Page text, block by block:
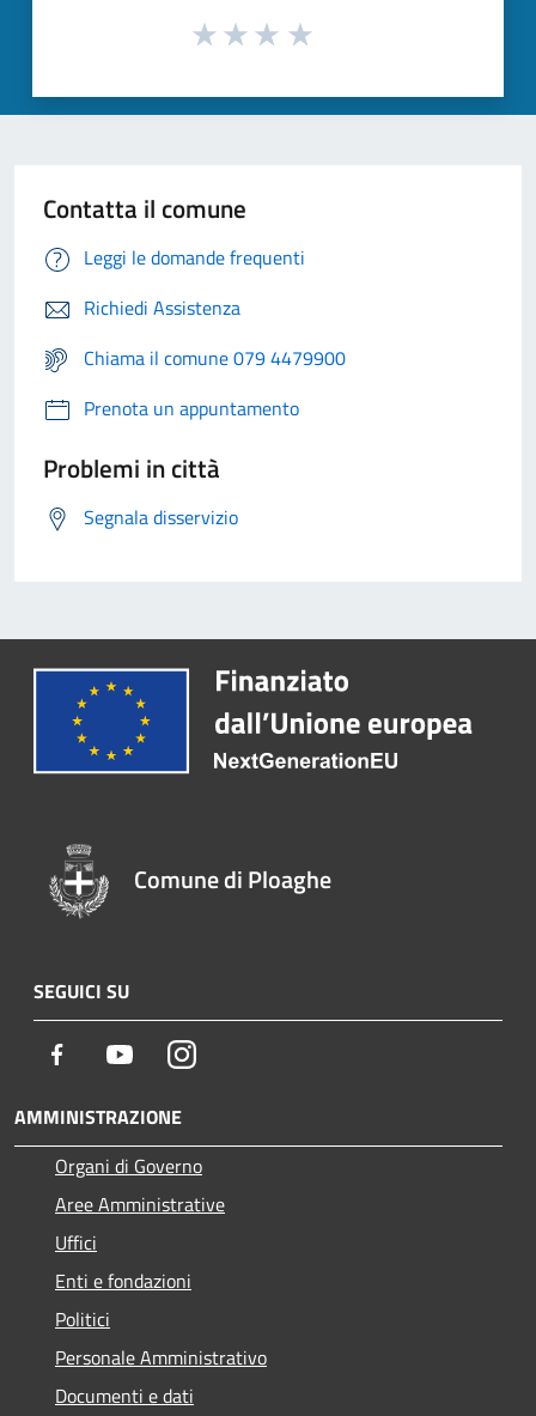
Contatta il comune
Leggi le domande frequenti
Richiedi Assistenza
Chiama il comune 079 4479900
Prenota un appuntamento
Problemi in città
Segnala disservizio
Comune di Ploaghe
SEGUICI SU
Facebook YoutubeInstagram
AMMINISTRAZIONE
Organi di Governo
Aree Amministrative
Uffici
Enti e fondazioni
Politici
Personale Amministrativo
Documenti e dati